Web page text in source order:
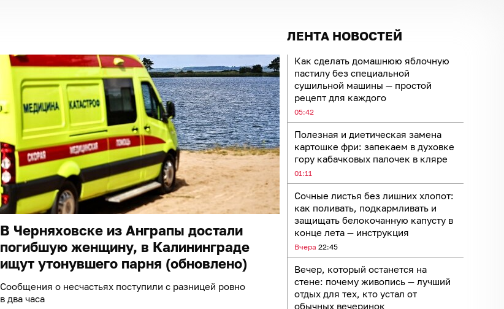
ЛЕНТА НОВОСТЕЙ
Как сделать домашнюю яблочную
пастилу без специальной
сушильной машины — простой
рецепт для каждого
05:42
Полезная и диетическая замена
картошке фри: запекаем в духовке
гору кабачковых палочек в кляре
01:11
Сочные листья без лишних хлопот:
как поливать, подкармливать и
защищать белокочанную капусту в
конце лета — инструкция
Вчера 22:45
Вечер, который останется на
стене: почему живопись — лучший
отдых для тех, кто устал от
обычных вечеринок
В Черняховске из Анграпы достали
погибшую женщину, в Калининграде
ищут утонувшего парня (обновлено)
Сообщения о несчастьях поступили с разницей ровно
в два часа